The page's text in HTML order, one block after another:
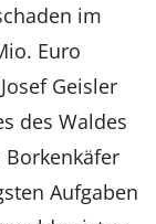
im
Euro
Geisler
des Waldes
Aufgaben